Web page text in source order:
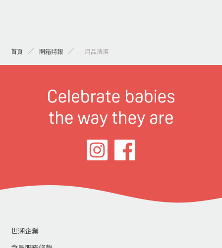
首頁 開箱特報 > 用品清潔
世潮企業